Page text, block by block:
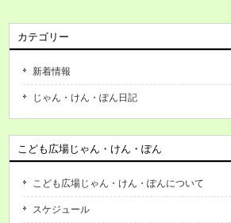
カテゴリー
新着情報
じゃん・けん・ぽん日記
こども広場じゃん・けん・ぽん
こども広場じゃん・けん・ぽんについて
スケジュール